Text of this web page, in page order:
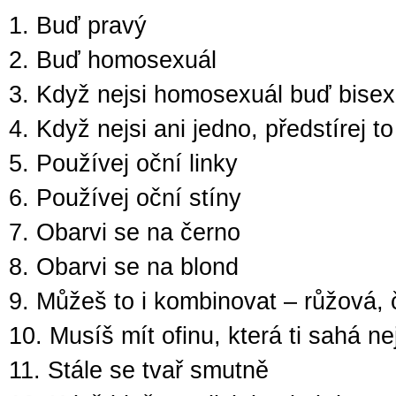
1. Buď pravý
2. Buď homosexuál
3. Když nejsi homosexuál buď
4. Když nejsi ani jedno, předstírej to
5. Používej oční linky
6. Používej oční stíny
7. Obarvi se na černo
8. Obarvi se na blond
9. Můžeš to i kombinovat – růžová,
10. Musíš mít ofinu, která ti sahá
11. Stále se tvař smutně